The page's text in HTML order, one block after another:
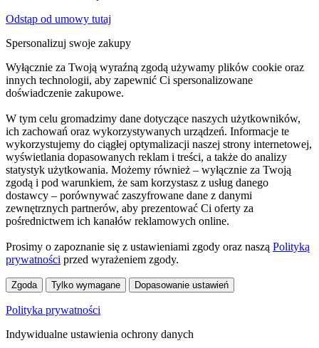
Odstąp od umowy tutaj
Spersonalizuj swoje zakupy
Wyłącznie za Twoją wyraźną zgodą używamy plików cookie oraz
innych technologii, aby zapewnić Ci spersonalizowane
doświadczenie zakupowe.
W tym celu gromadzimy dane dotyczące naszych użytkowników,
ich zachowań oraz wykorzystywanych urządzeń. Informacje te
wykorzystujemy do ciągłej optymalizacji naszej strony internetowej,
wyświetlania dopasowanych reklam i treści, a także do analizy
statystyk użytkowania. Możemy również – wyłącznie za Twoją
zgodą i pod warunkiem, że sam korzystasz z usług danego
dostawcy – porównywać zaszyfrowane dane z danymi
zewnętrznych partnerów, aby prezentować Ci oferty za
pośrednictwem ich kanałów reklamowych online.
Prosimy o zapoznanie się z ustawieniami zgody oraz naszą Polityką
prywatności przed wyrażeniem zgody.
Zgoda Tylko wymagane Dopasowanie ustawień
Polityka prywatności
Indywidualne ustawienia ochrony danych